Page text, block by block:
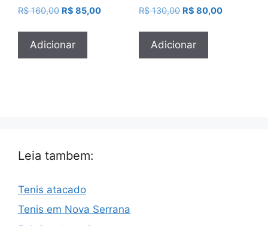
R$160,00 O
original
era:
R$ 160,00.
R$ 85,00O
R$ 85,00.
Adicionar
R$130,00 O
original
era:
R$ 130,00.
R$ 80,00O
Adicionar
Leia tambem:
Tenis atacado
Tenis em Nova Serrana